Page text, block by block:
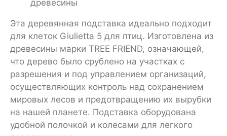
древесины
Эта деревянная подставка идеально подходит
для клеток Giulietta 5 для птиц. Изготовлена из
древесины марки TREE FRIEND, означающей,
что дерево было срублено на участках с
разрешения и под управлением организаций,
осуществляющих контроль над сохранением
мировых лесов и предотвращению их вырубки
на нашей планете. Подставка оборудована
удобной полочкой и колесами для легкого